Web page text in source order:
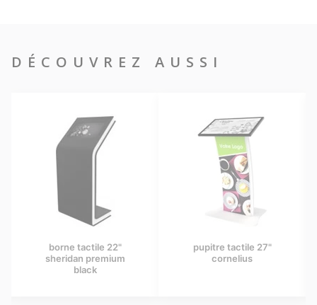
DÉCOUVREZ AUSSI
borne tactile 22"
sheridan premium
black
pupitre tactile 27"
cornelius